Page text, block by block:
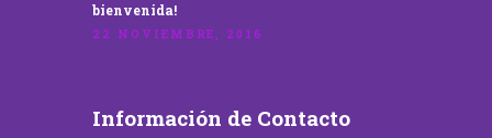
bienvenida!
22 NOVIEMBRE, 2016
Información de Contacto